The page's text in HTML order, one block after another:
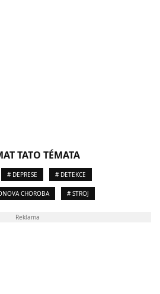
TATO TÉMATA
# DEPRESE # DETEKCE
CHOROBA # STROJ
Reklama